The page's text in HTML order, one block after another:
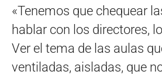
«Tenemos que chequear
hablar con los directores,
Ver el tema de las aulas
ventiladas, aisladas, que